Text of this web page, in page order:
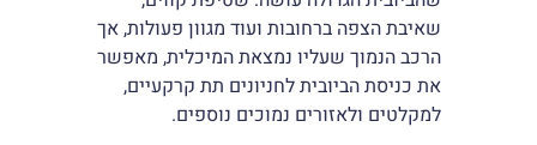
שאיבת הצפה ברחובות ועוד מגוון פעולות, אך
הרכב הנמוך שעליו נמצאת המיכלית, מאפשר
את כניסת הביובית לחניונים תת קרקעיים,
למקלטים ולאזורים נמוכים נוספים.